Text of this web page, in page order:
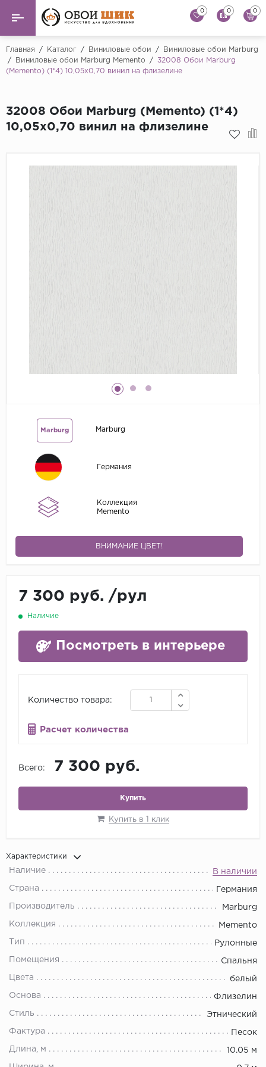
Назад
Виниловые обои
Назад
Andrea Rossi
Artsimple
Bernardo
Флоковые обои
0 0 0
Главная / Каталог / Виниловые обои /
Виниловые обои Marburg
/
Виниловые обои Marburg Memento /
32008 Обои Marburg
(Memento) (1*4) 10,05x0,70 винил на флизелине
32008 Обои Marburg (Memento) (1*4)
10,05x0,70 винил на флизелине
Marburg Marburg
Германия
Коллекция
Memento
ВНИМАНИЕ ЦВЕТ!
7 300 руб. /рул
Наличие
Посмотреть в интерьере
Количество товара:
Расчет количества
Всего: 7 300 руб.
Купить
Купить в 1 клик
Характеристики
Наличие В наличии
Страна Германия
Производитель Marburg
Коллекция Memento
Тип Рулонные
Помещения Спальня
Цвета белый
Основа Флизелин
Стиль Этнический
Фактура Песок
Длина, м 10.05 м